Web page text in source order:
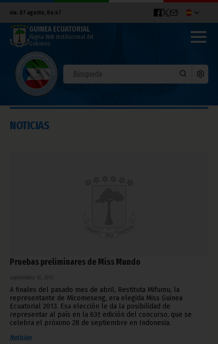
vie. 07 agosto, 04:47
GUINEA ECUATORIAL
Página Web Institucional del
Gobierno
NOTICIAS
Pruebas preliminares de Miss Mundo
septiembre 16, 2013
A finales del pasado mes de abril, Restituta Mifumu, la
representante de Micomeseng, era elegida Miss Guinea
Ecuatorial 2013. Esa elección le da la posibilidad de
representar al país en la 63ª edición del concurso, que se
celebra el próximo 28 de septiembre en Indonesia.
Noticias